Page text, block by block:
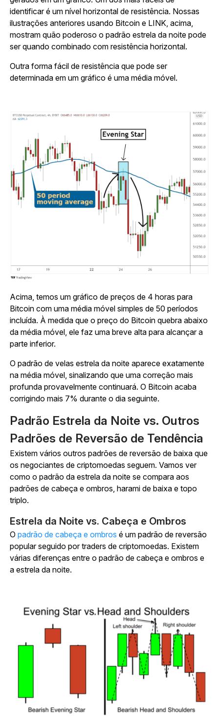
identificar é um nível horizontal de resistência. Nossas
ilustrações anteriores usando Bitcoin e LINK, acima,
mostram quão poderoso o padrão estrela da noite pode
ser quando combinado com resistência horizontal.
Outra forma fácil de resistência que pode ser
determinada em um gráfico é uma média móvel.
Acima, temos um gráfico de preços de 4 horas para
Bitcoin com uma média móvel simples de 50 períodos
incluída. À medida que o preço do Bitcoin quebra abaixo
da média móvel, ele faz uma breve alta para alcançar a
parte inferior.
O padrão de velas estrela da noite aparece exatamente
na média móvel, sinalizando que uma correção mais
profunda provavelmente continuará. O Bitcoin acaba
corrigindo mais 7% durante o dia seguinte.
Padrão Estrela da Noite vs. Outros
Padrões de Reversão de Tendência
Existem vários outros padrões de reversão de baixa que
os negociantes de criptomoedas seguem. Vamos ver
como o padrão da estrela da noite se compara aos
padrões de cabeça e ombros, harami de baixa e topo
triplo.
Estrela da Noite vs. Cabeça e Ombros
O padrão de cabeça e ombros é um padrão de reversão
popular seguido por traders de criptomoedas. Existem
várias diferenças entre o padrão de cabeça e ombros e
a estrela da noite.